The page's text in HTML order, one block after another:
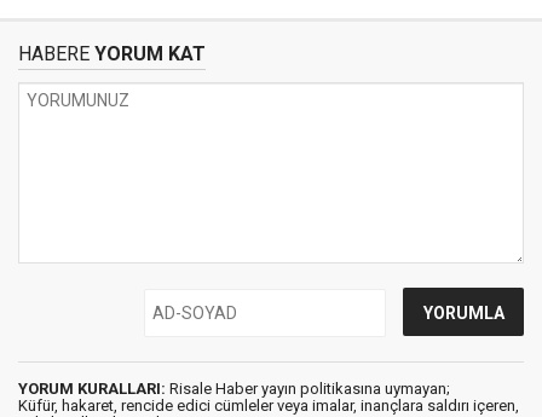
HABERE YORUM KAT
YORUM KURALLARI: Risale Haber yayın politikasına uymayan;
Küfür, hakaret, rencide edici cümleler veya imalar, inançlara saldırı içeren,